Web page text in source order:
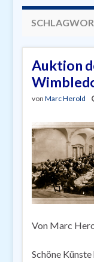
Auktion
von Marc Herold
Von Marc
Schöne